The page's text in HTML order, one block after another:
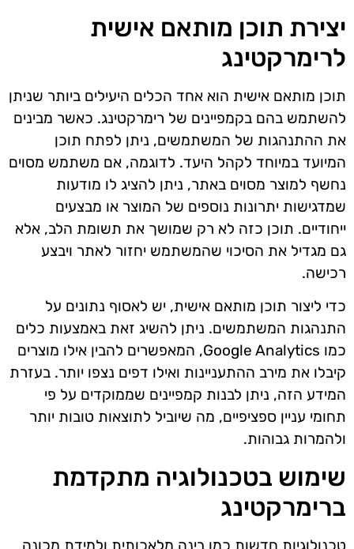
יצירת תוכן מותאם אישית
לרימרקטינג
תוכן מותאם אישית הוא אחד הכלים היעילים ביותר שניתן
להשתמש בהם בקמפיינים של רימרקטינג. כאשר מבינים
את ההתנהגות של המשתמשים, ניתן לפתח תוכן
המיועד במיוחד לקהל היעד. לדוגמה, אם משתמש מסוים
נחשף למוצר מסוים באתר, ניתן להציג לו מודעות
שמדגישות יתרונות נוספים של המוצר או מבצעים
ייחודיים. תוכן כזה לא רק שמושך את תשומת הלב, אלא
גם מגדיל את הסיכוי שהמשתמש יחזור לאתר ויבצע
רכישה.
כדי ליצור תוכן מותאם אישית, יש לאסוף נתונים על
התנהגות המשתמשים. ניתן להשיג זאת באמצעות כלים
כמו Google Analytics, המאפשרים להבין אילו מוצרים
קיבלו את מירב ההתעניינות ואילו דפים נצפו יותר. בעזרת
המידע הזה, ניתן לבנות קמפיינים שממוקדים על פי
תחומי עניין ספציפיים, מה שיוביל לתוצאות טובות יותר
ולהמרות גבוהות.
שימוש בטכנולוגיה מתקדמת
ברימרקטינג
טכנולוגיות חדשות כמו בינה מלאכותית ולמידת מכונה